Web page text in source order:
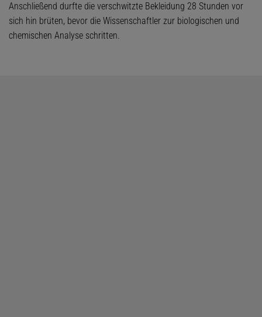
Anschließend durfte die verschwitzte Bekleidung 28 Stunden vor
sich hin brüten, bevor die Wissenschaftler zur biologischen und
chemischen Analyse schritten.